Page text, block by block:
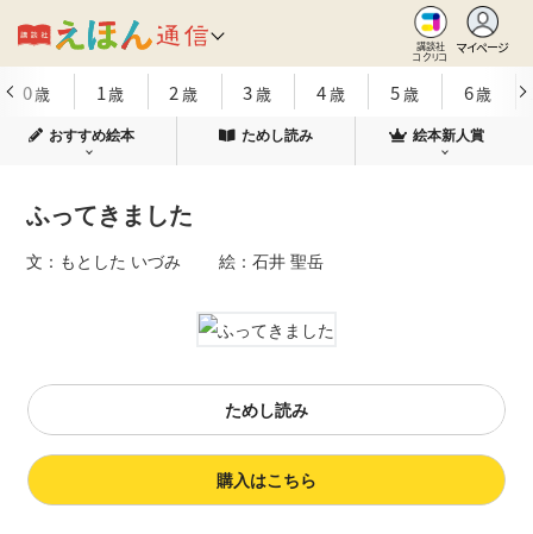
講談社
コクリコ
マイページ
0歳 1歳 2 歳 3歳 4歳 5歳 6歳
おすすめ絵本 ためし読み 絵本新人賞
ふってきました
文：もとした いづみ 絵：石井 聖岳
ためし読み
購入はこちら